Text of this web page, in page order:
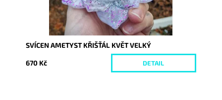
SVÍCEN AMETYST KŘIŠŤÁL KVĚT VELKÝ
670 Kč DETAIL